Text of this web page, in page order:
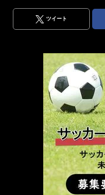
ツイート